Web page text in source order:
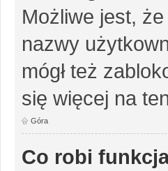
Możliwe jest, że
nazwy
mógł też
się więcej na
Góra
Co robi